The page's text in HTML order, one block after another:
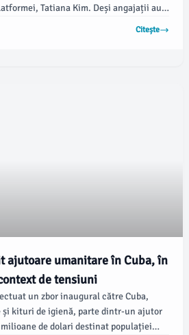
Tatiana Kim. Deși angajații au
Citește
ajutoare umanitare în Cuba, în
de tensiuni
un zbor inaugural către Cuba,
kituri de igienă, parte dintr-un ajutor
de dolari destinat populației